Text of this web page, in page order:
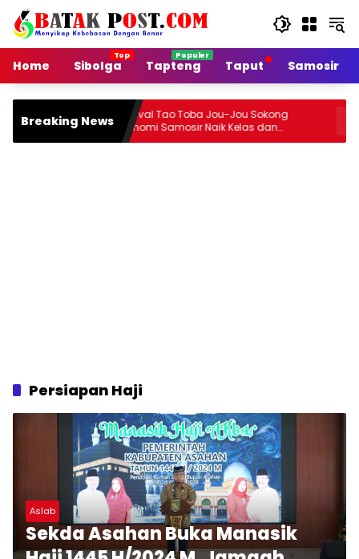
Langsung
konten
Home
Sibolga Tapteng Taput Samosir
Breaking News
Festival Tao Toba Jou-Jou Sokong
Ekonomi Samosir Naik Kelas dan
Pariwisata Menjadi Sumber Pertumbuhan
Persiapan Haji
Aslab
Sekda Asahan Buka Manasik